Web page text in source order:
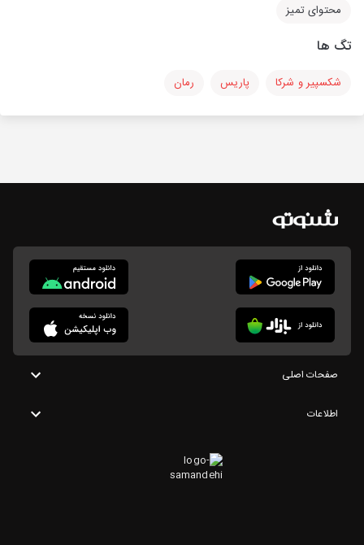
محتوای تمیز
تگ ها
شکسپیر و شرکا پاریس رمان
صفحات اصلی
اطلاعات